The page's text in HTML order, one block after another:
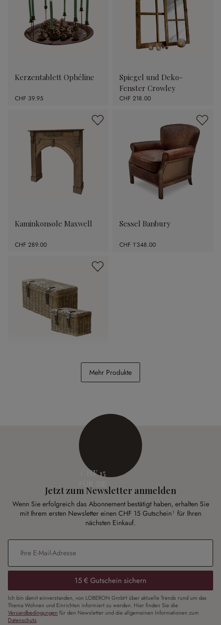
Kerzentablett Ophéline
CHF 39.95
Spiegel und Deko-
Fenster Crowley
CHF 218.00
Kaminkonsole Maxwell
CHF 289.00
Sessel Banbury
CHF 1’348.00
Mehr Produkte
CHF 15
Jetzt zum Newsletter anmelden
Wenn Sie erfolgreich das Abonnement bestätigt haben, erhalten Sie
mit Ihrem ersten Newsletter einen CHF 15 Gutschein¹ für Ihren
nächsten Einkauf.
E-Mail-Adresse
15 € Gutschein sichern
Ich bin damit einverstanden, von LOBERON GmbH über aktuelle Trends rund um das
Thema Wohnen und Einrichten informiert zu werden. Hier finden Sie die
Versandbedingungen für den Newsletter und die allgemeinen Informationen zum
Datenschutz.